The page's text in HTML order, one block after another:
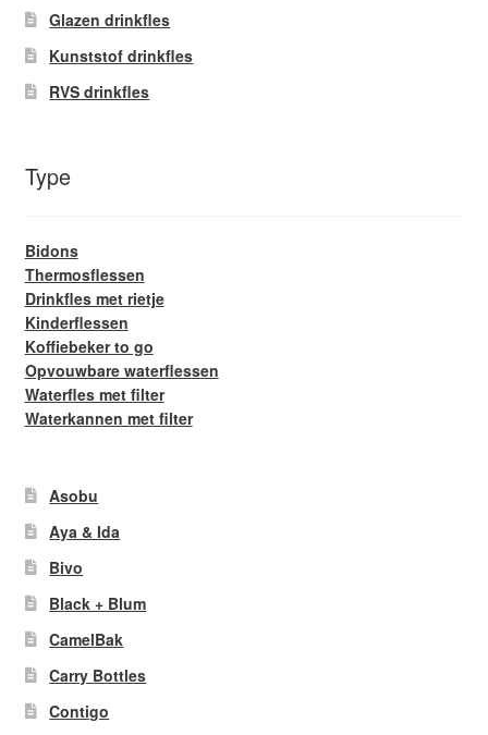
Glazen drinkfles
Kunststof drinkfles
RVS drinkfles
Type
Bidons
Thermosflessen
Drinkfles met rietje
Kinderflessen
Koffiebeker to go
Opvouwbare waterflessen
Waterfles met filter
Waterkannen met filter
Asobu
Aya & Ida
Bivo
Black + Blum
CamelBak
Carry Bottles
Contigo